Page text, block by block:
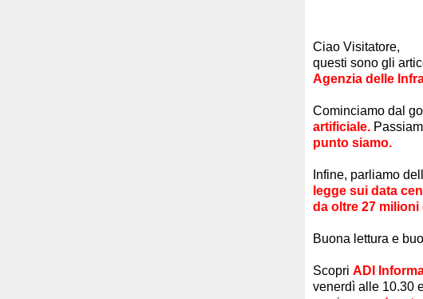
Ciao Visitatore,
questi sono gli
Agenzia delle
Cominciamo dal
artificiale.
punto siamo.
Infine, parliamo
legge sui data
da oltre 27 milioni
Buona lettura e
Scopri ADI
venerdì alle 10.30